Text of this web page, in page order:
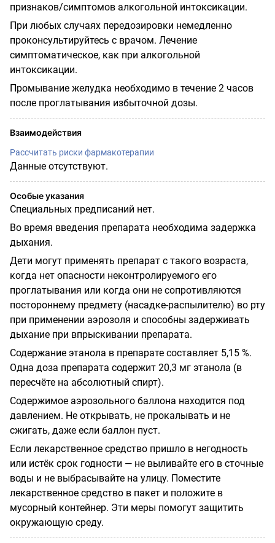
признаков/симптомов алкогольной интоксикации.
При любых случаях передозировки немедленно
проконсультируйтесь с врачом. Лечение
симптоматическое, как при алкогольной
интоксикации.
Промывание желудка необходимо в течение 2 часов
после проглатывания избыточной дозы.
Взаимодействия
Рассчитать риски фармакотерапии
Данные отсутствуют.
Особые указания
Специальных предписаний нет.
Во время введения препарата необходима задержка
дыхания.
Дети могут применять препарат с такого возраста,
когда нет опасности неконтролируемого его
проглатывания или когда они не сопротивляются
постороннему предмету (насадке-распылителю) во рту
при применении аэрозоля и способны задерживать
дыхание при впрыскивании препарата.
Содержание этанола в препарате составляет 5,15 %.
Одна доза препарата содержит 20,3 мг этанола (в
пересчёте на абсолютный спирт).
Содержимое аэрозольного баллона находится под
давлением. Не открывать, не прокалывать и не
сжигать, даже если баллон пуст.
Если лекарственное средство пришло в негодность
или истёк срок годности — не выливайте его в сточные
воды и не выбрасывайте на улицу. Поместите
лекарственное средство в пакет и положите в
мусорный контейнер. Эти меры помогут защитить
окружающую среду.